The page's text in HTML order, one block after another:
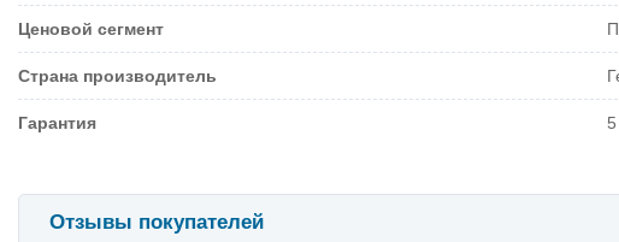
Ценовой сегмент
Страна производитель
Гарантия
Отзывы покупателей